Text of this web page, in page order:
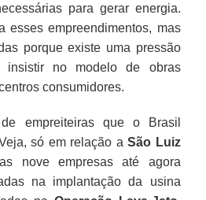
para gerar energia.
esses empreendimentos, mas
porque existe uma pressão
insistir no modelo de obras
consumidores.
empreiteiras que o Brasil
só em relação aSão Luiz
nove empresas até agora
na implantação da usina